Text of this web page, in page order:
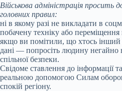
Військова адміністрація просить
головних правил:
ні в якому разі не викладати в
побачену техніку або переміщення
якщо ви помітили, що хтось інший
дані — попросіть людину негайно
спільної безпеки.
Свідоме ставлення до інформації
реальною допомогою Силам
спокій регіону.